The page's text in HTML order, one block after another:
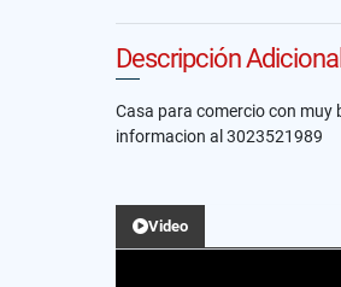
Descripción Adicional
Casa para comercio con muy
informacion al 3023521989
Video